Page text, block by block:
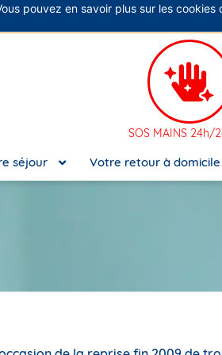
SOS MAINS 24h/
séjour Votre retour à domicile
pouvez en savoir plus sur les cookies